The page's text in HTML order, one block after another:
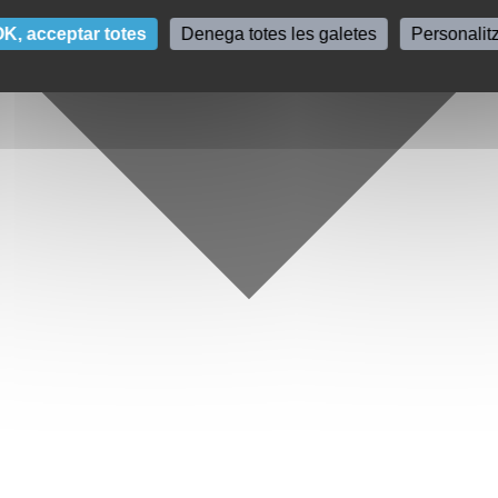
acceptar totes Denega totes les galetes